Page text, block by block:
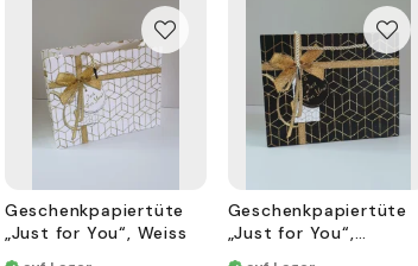
Geschenkpapiertüte
„Just for You“, Weiss
Geschenkpapiertüte
„Just for You“,
Schwarz